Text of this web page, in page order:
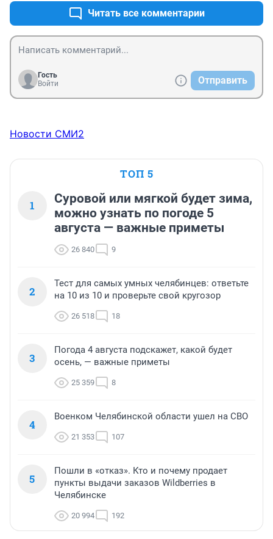
Читать все комментарии
Гость
Войти
Отправить
Новости СМИ2
ТОП 5
1
Суровой или мягкой будет зима,
можно узнать по погоде 5
августа — важные приметы
26 840 9
2
Тест для самых умных челябинцев: ответьте
на 10 из 10 и проверьте свой кругозор
26 518 18
3
Погода 4 августа подскажет, какой будет
осень, — важные приметы
25 359 8
4
Военком Челябинской области ушел на СВО
21 353 107
5
Пошли в «отказ». Кто и почему продает
пункты выдачи заказов Wildberries в
Челябинске
20 994 192